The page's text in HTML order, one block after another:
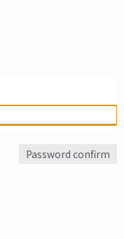
Password confirm